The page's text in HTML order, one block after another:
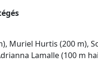
Muriel Hurtis (200 m),
Lamalle (100 m